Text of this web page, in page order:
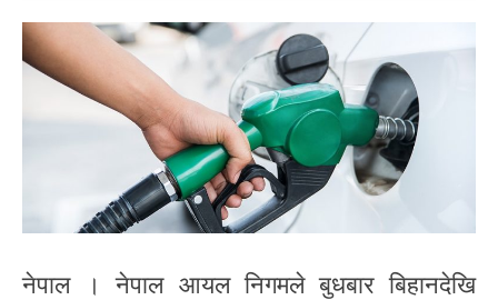
नेपाल । नेपाल आयल निगमले बुधबार बिहानदेखि